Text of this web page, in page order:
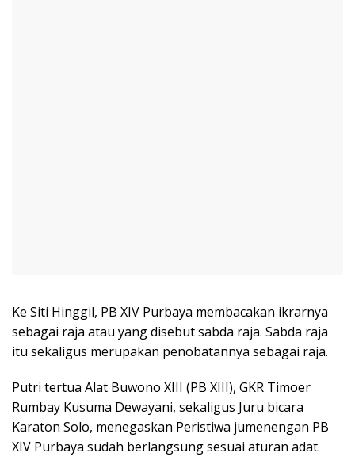
Ke Siti Hinggil, PB XIV Purbaya membacakan ikrarnya
sebagai raja atau yang disebut sabda raja. Sabda raja
itu sekaligus merupakan penobatannya sebagai raja.
Putri tertua Alat Buwono XIII (PB XIII), GKR Timoer
Rumbay Kusuma Dewayani, sekaligus Juru bicara
Karaton Solo, menegaskan Peristiwa jumenengan PB
XIV Purbaya sudah berlangsung sesuai aturan adat.